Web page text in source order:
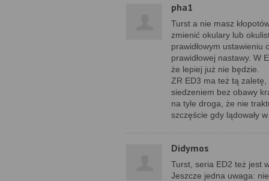
pha1
Turst a nie masz
zmienić okulary lub
prawidłowym
prawidłowej nastawy. W
że lepiej już nie będzie.
ZR ED3 ma też tą
siedzeniem bez obawy
na tyle droga, że nie
szczęście gdy lądowały
Didymos
Turst, seria ED2 też jest
Jeszcze jedna uwaga: